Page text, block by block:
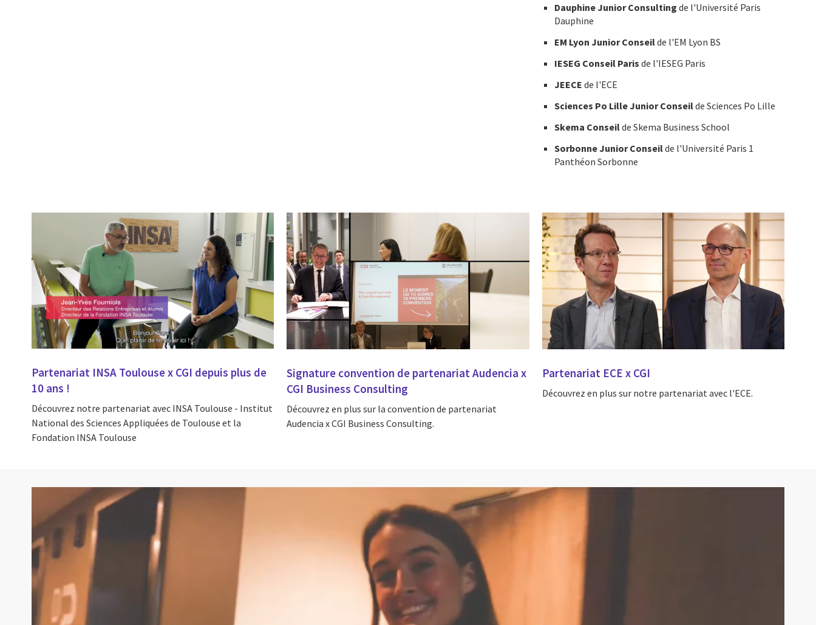
Dauphine Junior Consulting de l'Université Paris
Dauphine
EM Lyon Junior Conseilde l'EM Lyon BS
IESEG Conseil Paris de l'IESEG Paris
JEECE de l'ECE
Sciences Po Lille Junior Conseilde Sciences Po Lille
Skema Conseilde Skema Business School
Sorbonne Junior Conseilde l'Université Paris 1
Panthéon Sorbonne
Partenariat INSA Toulouse x CGI depuis plus de
10 ans !
Découvrez notre partenariat avec INSA Toulouse - Institut
National des Sciences Appliquées de Toulouse et la
Fondation INSA Toulouse
Signature convention de partenariat Audencia x
CGI Business Consulting
Découvrez en plus sur la convention de partenariat
Audencia x CGI Business Consulting.
Partenariat ECE x CGI
Découvrez en plus sur notre partenariat avec l'ECE.